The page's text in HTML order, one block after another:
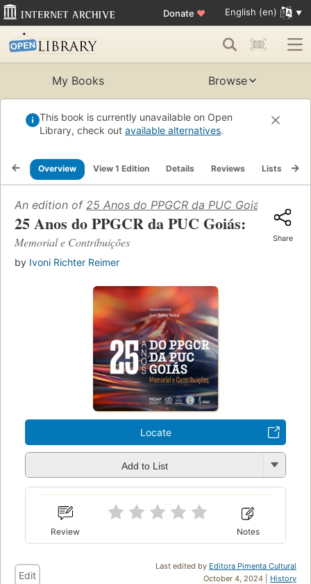
Donate ♥ English (en)
My Books Browse
This book is currently unavailable on Open
Library, check out available alternatives.
Overview View 1 Edition Details Reviews Lists
An edition of 25 Anos do PPGCR da PUC Goiás:
25 Anos do PPGCR da PUC Goiás:
Memorial e Contribuições
by Ivoni Richter Reimer
Share
Locate
Add to List
Review Notes
Last edited by Editora Pimenta Cultural
October 4, 2024 | History
Edit